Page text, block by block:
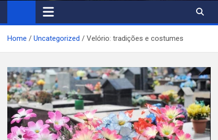
Home Uncategorized Velório: tradições e costumes